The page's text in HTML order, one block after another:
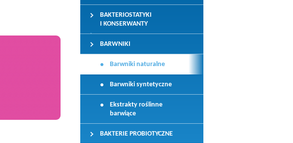
BAKTERIOSTATYKI
I KONSERWANTY
BARWNIKI
Barwniki naturalne
Barwniki syntetyczne
Ekstrakty roślinne
barwiące
BAKTERIE PROBIOTYCZNE